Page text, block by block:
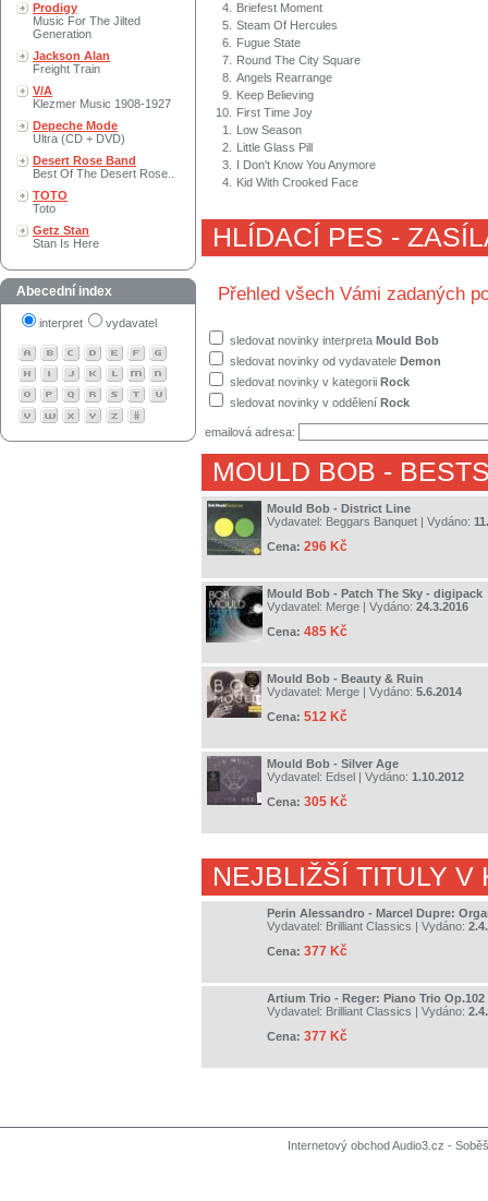
Prodigy
Music For The Jilted
Generation
Jackson Alan
Freight Train
V/A
Klezmer Music 1908-1927
Depeche Mode
Ultra (CD + DVD)
Desert Rose Band
Best Of The Desert Rose..
TOTO
Toto
Getz Stan
Stan Is Here
Abecední index
interpret vydavatel
4.
Briefest Moment
5. Steam Of Hercules
6.
Fugue State
7.
Round The City Square
8. Angels Rearrange
9.
Keep Believing
10.
First Time Joy
1.
Low Season
2.
Little Glass Pill
3.
I Don't Know You Anymore
4.
Kid With Crooked Face
HLÍDACÍ PES -
Přehled všech Vámi zadaných
sledovat novinky interpreta Mould Bob
sledovat novinky od vydavatele Demon
sledovat novinky v kategorii Rock
sledovat novinky v oddělení Rock
emailová adresa:
MOULD BOB -
Mould Bob - District Line
Vydavatel: Beggars Banquet | Vydáno:
Cena: 296 Kč
Mould Bob - Patch The Sky - digipack
Vydavatel: Merge | Vydáno: 24.3.2016
Cena: 485 Kč
Mould Bob - Beauty & Ruin
Vydavatel: Merge | Vydáno: 5.6.2014
Cena: 512 Kč
Mould Bob - Silver Age
Vydavatel: Edsel | Vydáno: 1.10.2012
Cena: 305 Kč
NEJBLIŽŠÍ TITULY V
Perin Alessandro - Marcel Dupre:
Vydavatel: Brilliant Classics | Vydáno:
Cena: 377 Kč
Artium Trio - Reger: Piano Trio Op.102
Vydavatel: Brilliant Classics | Vydáno:
Cena: 377 Kč
Internetový obchod Audio3.cz -